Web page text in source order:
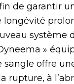
de garantir
longévité
système
»
sangle offre
rupture, à